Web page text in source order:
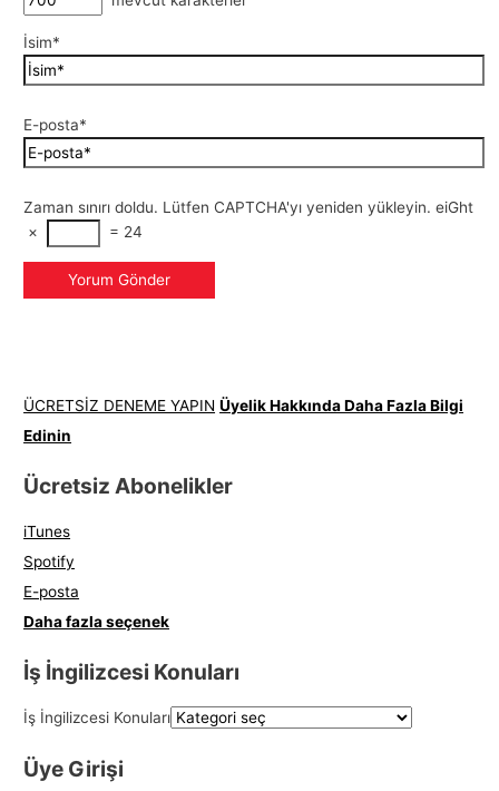
İsim*
E-posta*
Zaman sınırı doldu. Lütfen CAPTCHA'yı yeniden yükleyin. eiGht
×
= 24
ÜCRETSİZ DENEME YAPIN Üyelik Hakkında Daha Fazla Bilgi
Edinin
Ücretsiz Abonelikler
iTunes
Spotify
E-posta
Daha fazla seçenek
İş İngilizcesi Konuları
İş İngilizcesi Konuları
Üye Girişi